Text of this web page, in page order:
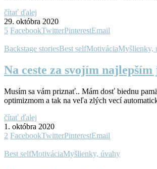
čítať ďalej
29. októbra 2020
5 FacebookTwitterPinterestEmail
Backstage storiesBest selfMotiváciaMyšlienky,
Na ceste za svojím najlepším
Musím sa vám priznať.. Mám dosť biednu
optimizmom a tak na veľa zlých vecí
čítať ďalej
1. októbra 2020
2 FacebookTwitterPinterestEmail
Best selfMotiváciaMyšlienky, úvahy